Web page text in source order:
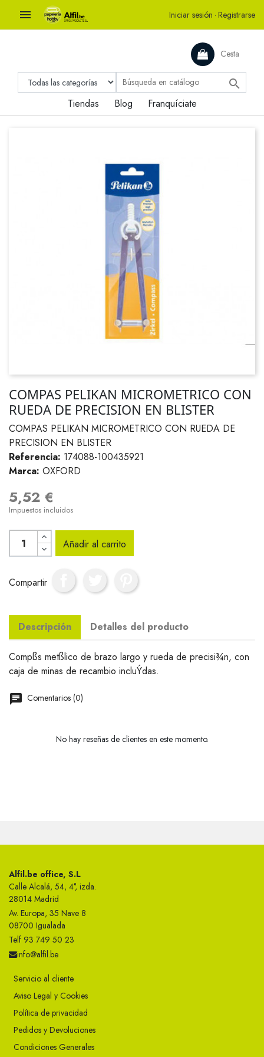
 Iniciar sesión · Registrarse
Cesta

Tiendas Blog Franquíciate
COMPAS PELIKAN MICROMETRICO CON
RUEDA DE PRECISION EN BLISTER
COMPAS PELIKAN MICROMETRICO CON RUEDA DE
PRECISION EN BLISTER
Referencia: 174088-100435921
Marca: OXFORD
5,52 €
Impuestos incluidos
Añadir al carrito
Compartir
Descripción Detalles del producto
Compßs metßlico de brazo largo y rueda de precisi¾n, con
caja de minas de recambio incluÝdas.
Comentarios (0)
No hay reseñas de clientes en este momento.
Alfil.be office, S.L
Calle Alcalá, 54, 4°, izda.
28014 Madrid
Av. Europa, 35 Nave 8
08700 Igualada
Telf 93 749 50 23
info@alfil.be
Servicio al cliente
Aviso Legal y Cookies
Política de privacidad
Pedidos y Devoluciones
Condiciones Generales